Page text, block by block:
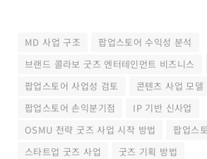
MD 사업 구조
팝업스토어 수익성 분석
브랜드 콜라보 굿즈 엔터테인먼트 비즈니스
팝업스토어 사업성 검토
콘텐츠 사업 모델
팝업스토어 손익분기점
IP 기반 신사업
OSMU 전략 굿즈 사업 시작 방법
팝업스
스타트업 굿즈 사업
굿즈 기획 방법